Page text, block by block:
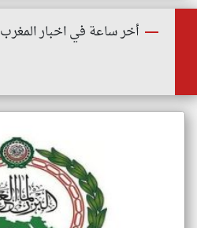
أخر ساعة في اخبار المغرب